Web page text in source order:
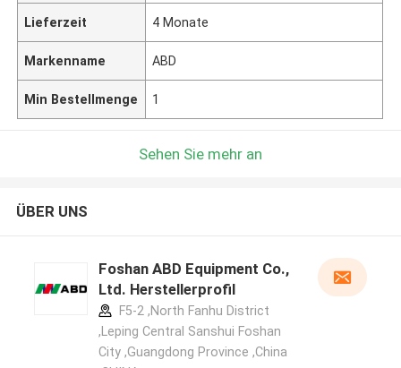
Lieferzeit 4 Monate
Markenname ABD
Min Bestellmenge 1
Sehen Sie mehr an
ÜBER UNS
Foshan ABD Equipment Co.,
Ltd. Herstellerprofil
F5-2 ,North Fanhu District
,Leping Central Sanshui Foshan
City ,Guangdong Province ,China